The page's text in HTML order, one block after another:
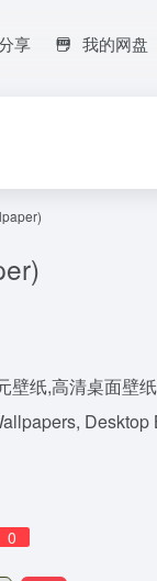
享 我的网盘
壁纸,高清桌面壁
0